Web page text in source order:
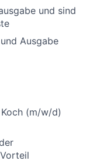
und sind
Ausgabe
(m/w/d)